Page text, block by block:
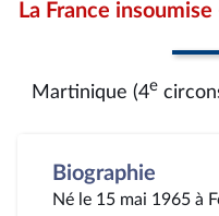
La France
Martinique (4e
Biographie
Né le 15 mai 1965 à